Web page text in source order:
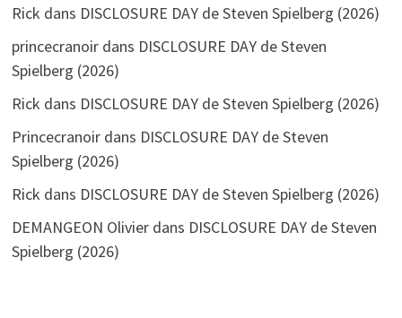
Rick dans DISCLOSURE DAY de Steven Spielberg (2026)
princecranoirdans DISCLOSURE DAY de Steven
Spielberg (2026)
Rick dans DISCLOSURE DAY de Steven Spielberg (2026)
Princecranoirdans DISCLOSURE DAY de Steven
Spielberg (2026)
Rick dans DISCLOSURE DAY de Steven Spielberg (2026)
DEMANGEON Olivierdans DISCLOSURE DAY de Steven
Spielberg (2026)